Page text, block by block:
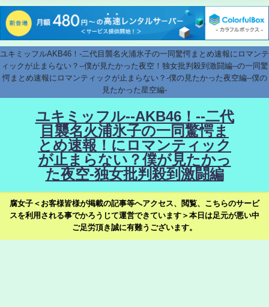
ユキミッフルAKB46！-二代目襲名火浦氷子の一同驚愕まとめ速報にロマンテ
ィックが止まらない？--僕が見たかった夜空！独女批判殺到激闘編--の一同驚
愕まとめ速報にロマンティックが止まらない？-僕の見たかった夜空編--僕の
見たかった星空編-
ユキミッフル--AKB46！--二代
目襲名火浦氷子の一同驚愕ま
とめ速報！にロマンティック
が止まらない？僕が見たかっ
た夜空-独女批判殺到激闘編
腐女子＜お客様皆様が掲載の記事等へアクセス、閲覧、こちらのサービ
スを利用される事でかろうじて運営できています＞本日は足元が悪い中
ご足労頂き誠に有難うございます。